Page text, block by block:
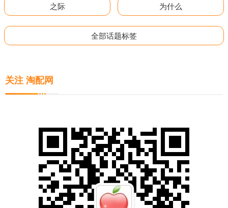
之际 为什么
全部话题标签
关注 淘配网